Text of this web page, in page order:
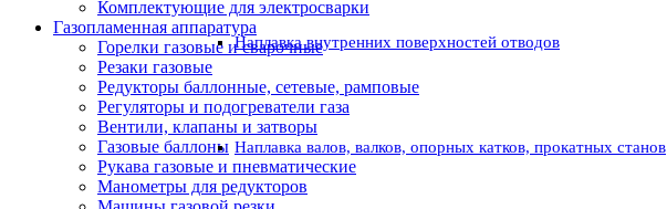
Наплавка внутренних поверхностей отводов
Наплавка валов, валков, опорных катков, прокатных станов
Комплектующие для электросварки
Газопламенная аппаратура
Горелки газовые и сварочные
Резаки газовые
Редукторы баллонные, сетевые, рамповые
Регуляторы и подогреватели газа
Вентили, клапаны и затворы
Газовые баллоны
Рукава газовые и пневматические
Манометры для редукторов